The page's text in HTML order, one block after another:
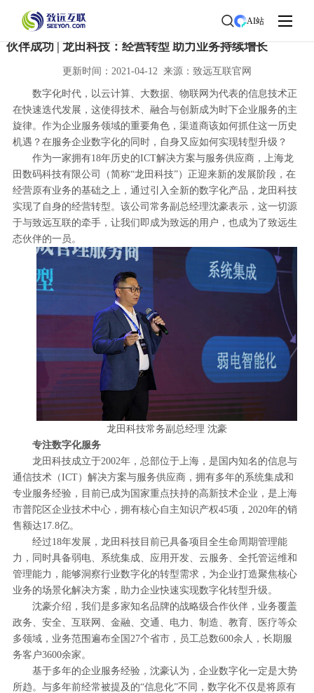
AI站
首页>了解致远>新闻中心
伙伴成功 | 龙田科技：经营转型 助力业务持续增长
更新时间：2021-04-12 来源：致远互联官网
数字化时代，以云计算、大数据、物联网为代表的信息技术正
在快速迭代发展，这使得技术、融合与创新成为时下企业服务的主
旋律。作为企业服务领域的重要角色，渠道商该如何抓住这一历史
机遇？在服务企业数字化的同时，自身又应如何实现转型升级？
作为一家拥有18年历史的ICT解决方案与服务供应商，上海龙
田数码科技有限公司（简称“龙田科技”）正迎来新的发展阶段，在
经营原有业务的基础之上，通过引入全新的数字化产品，龙田科技
实现了自身的经营转型。该公司常务副总经理沈豪表示，这一切源
于与致远互联的牵手，让我们即成为致远的用户，也成为了致远生
态伙伴的一员。
龙田科技常务副总经理 沈豪
专注数字化服务
龙田科技成立于2002年，总部位于上海，是国内知名的信息与
通信技术（ICT）解决方案与服务供应商，拥有多年的系统集成和
专业服务经验，目前已成为国家重点扶持的高新技术企业，是上海
市普陀区企业技术中心，拥有核心自主知识产权45项，2020年的销
售额达17.8亿。
经过18年发展，龙田科技目前已具备项目全生命周期管理能
力，同时具备弱电、系统集成、应用开发、云服务、全托管运维和
管理能力，能够洞察行业数字化的转型需求，为企业打造聚焦核心
业务的场景化解决方案，助力企业快速实现数字化转型升级。
沈豪介绍，我们是多家知名品牌的战略级合作伙伴，业务覆盖
政务、安全、互联网、金融、交通、电力、制造、教育、医疗等众
多领域，业务范围遍布全国27个省市，员工总数600余人，长期服
务客户3600余家。
基于多年的企业服务经验，沈豪认为，企业数字化一定是大势
所趋。与多年前经常被提及的“信息化”不同，数字化不仅是将原有